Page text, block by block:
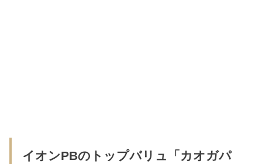
イオンPBのトップバリュ「カオガパ